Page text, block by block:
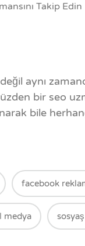
Takip Edin
aynı
bir seo
bile
facebook
medya